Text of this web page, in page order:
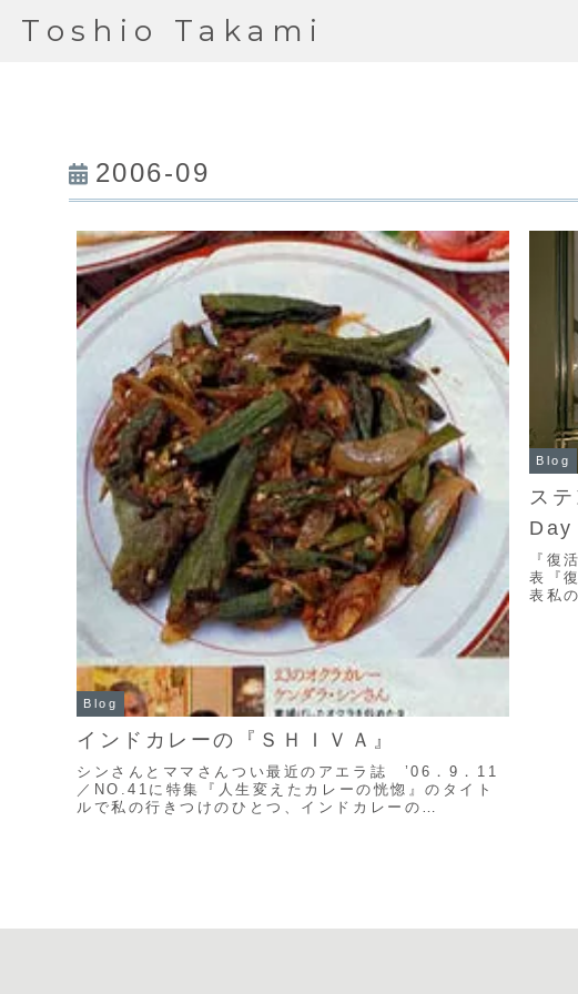
Toshio Takami
2006-09
Blog
インドカレーの『ＳＨＩＶＡ』
シンさんとママさんつい最近のアエラ誌 ’06．9．11
／NO.41に特集『人生変えたカレーの恍惚』のタイト
ルで私の行きつけのひとつ、インドカレーの
Blog
ス
Day
『
表『
表私